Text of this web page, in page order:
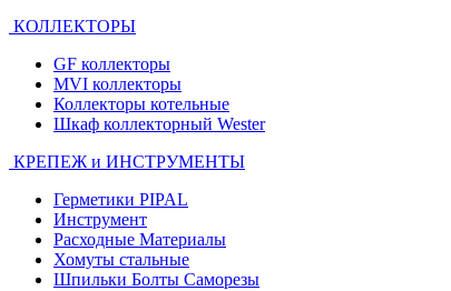
КОЛЛЕКТОРЫ
GF коллекторы
MVI коллекторы
Коллекторы котельные
Шкаф коллекторный Wester
КРЕПЕЖ и ИНСТРУМЕНТЫ
Герметики PIPAL
Инструмент
Расходные Материалы
Хомуты стальные
Шпильки Болты Саморезы